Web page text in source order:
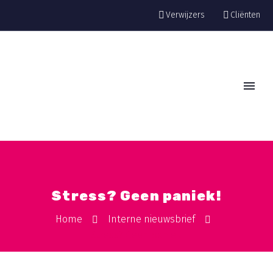
Verwijzers Cliënten
Stress? Geen paniek!
Home
Interne nieuwsbrief